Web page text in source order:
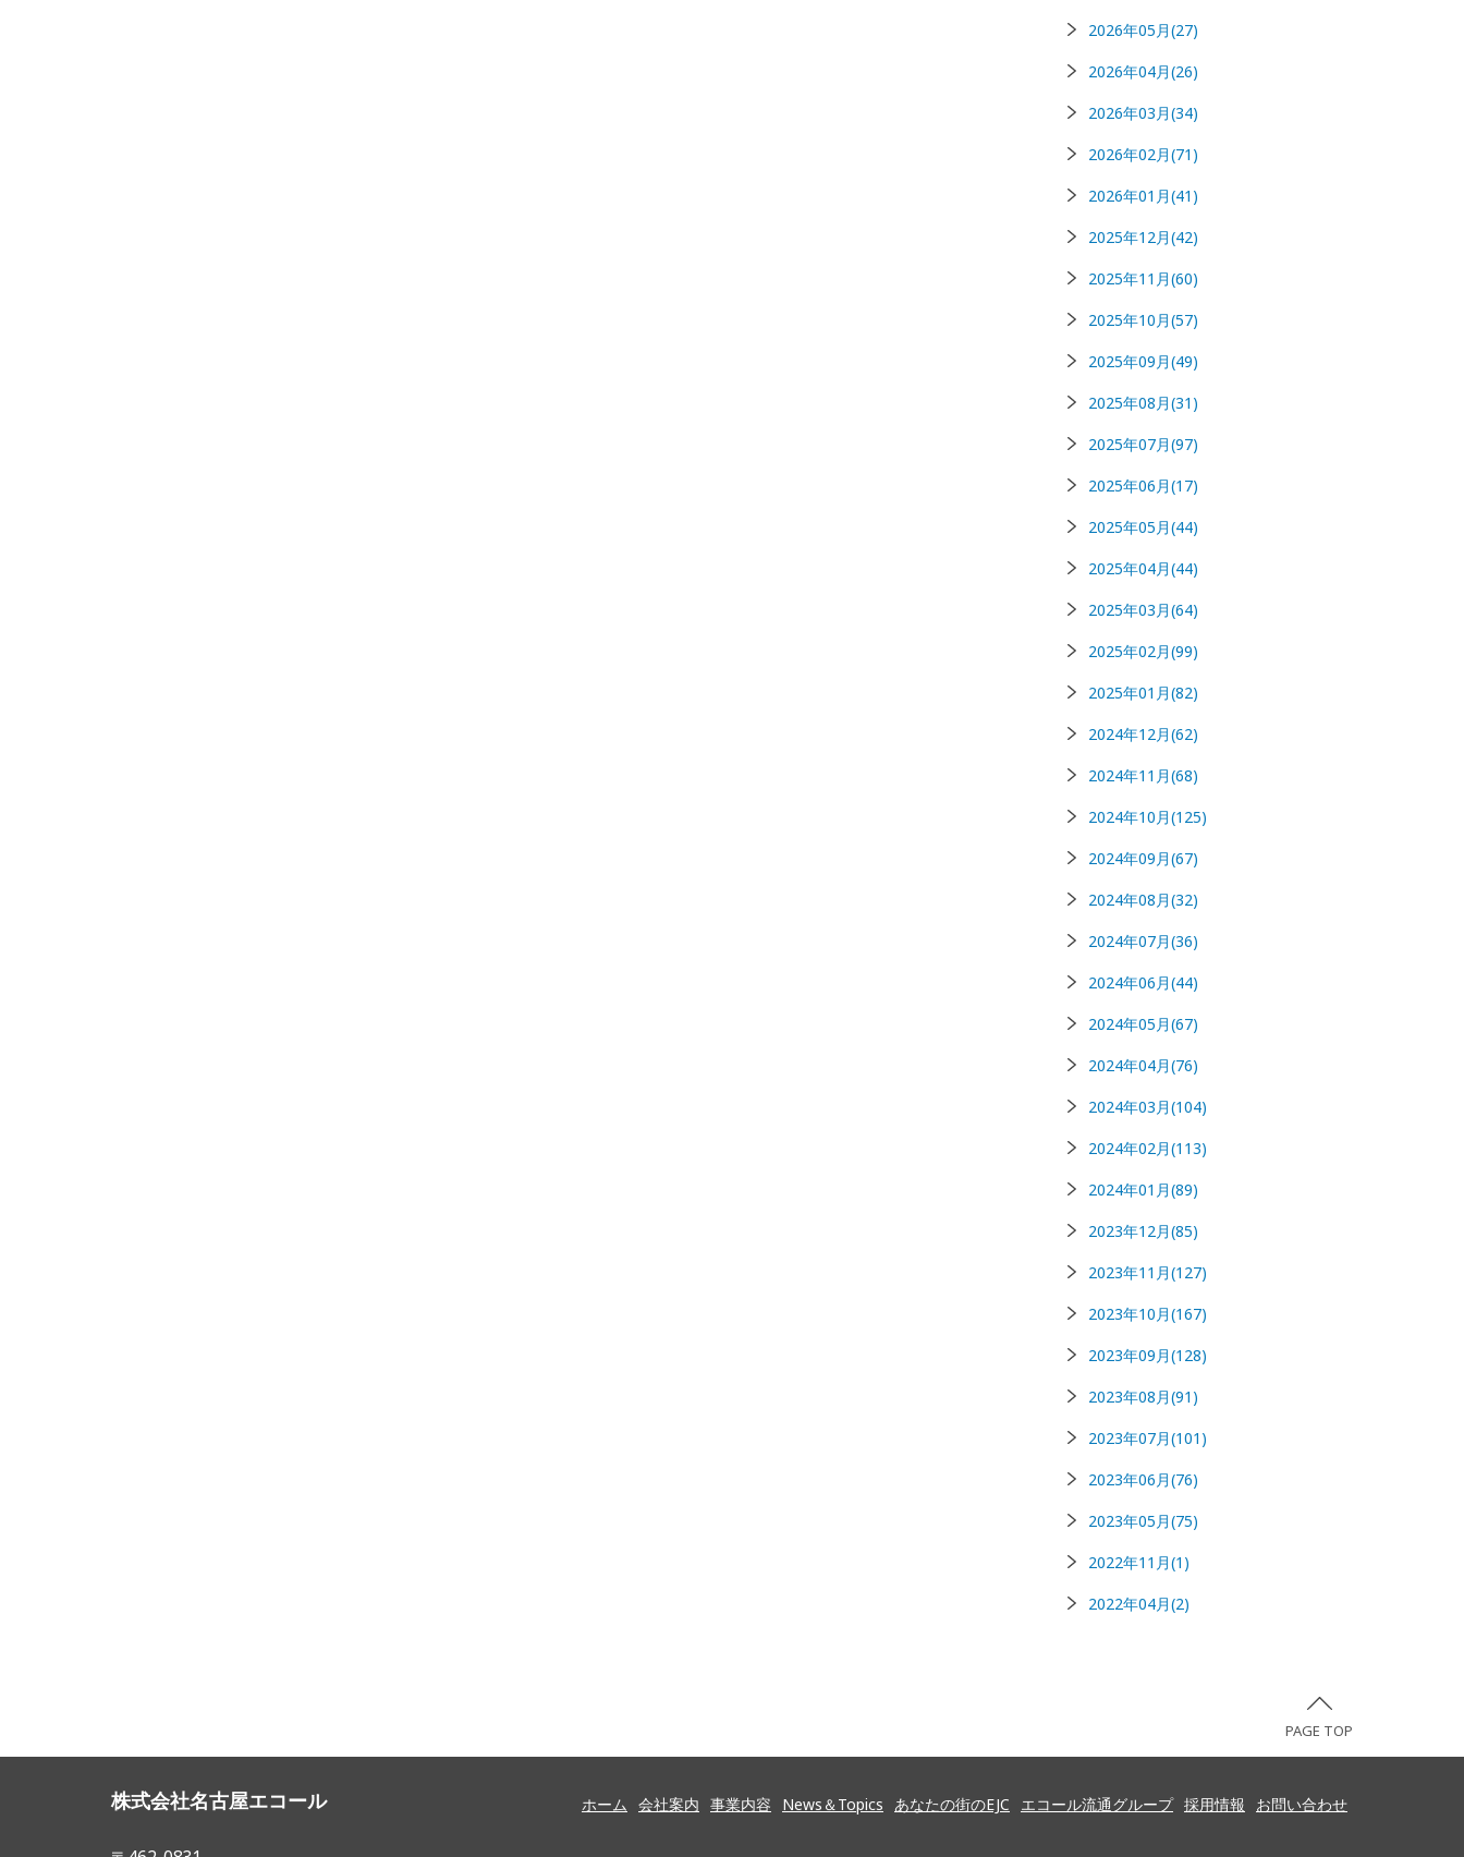
2026年05月(27)
2026年04月(26)
2026年03月(34)
2026年02月(71)
2026年01月(41)
2025年12月(42)
2025年11月(60)
2025年10月(57)
2025年09月(49)
2025年08月(31)
2025年07月(97)
2025年06月(17)
2025年05月(44)
2025年04月(44)
2025年03月(64)
2025年02月(99)
2025年01月(82)
2024年12月(62)
2024年11月(68)
2024年10月(125)
2024年09月(67)
2024年08月(32)
2024年07月(36)
2024年06月(44)
2024年05月(67)
2024年04月(76)
2024年03月(104)
2024年02月(113)
2024年01月(89)
2023年12月(85)
2023年11月(127)
2023年10月(167)
2023年09月(128)
2023年08月(91)
2023年07月(101)
2023年06月(76)
2023年05月(75)
2022年11月(1)
2022年04月(2)
PAGE TOP
株式会社名古屋エコール ホーム 会社案内 事業内容 News＆Topics あなたの街のEJC エコール流通グループ 採用情報 お問い合わせ